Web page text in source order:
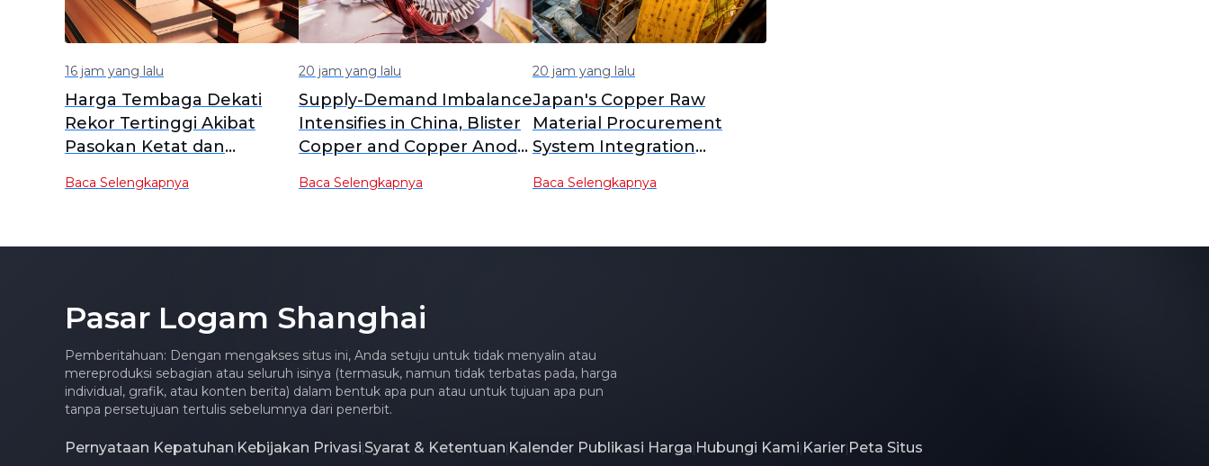
16 jam yang lalu
Harga Tembaga Dekati
Rekor Tertinggi Akibat
Pasokan Ketat dan
Baca Selengkapnya
20 jam yang lalu
Supply-Demand Imbalance
Intensifies in China, Blister
Copper and Copper Anode
Lows [SMM Analysis]
Baca Selengkapnya
20 jam yang lalu
Japan's Copper Raw
Material Procurement
System Integration
Company Plan Postponed
Baca Selengkapnya
Pasar Logam Shanghai
Pemberitahuan: Dengan mengakses situs ini, Anda setuju untuk tidak menyalin atau
mereproduksi sebagian atau seluruh isinya (termasuk, namun tidak terbatas pada, harga
individual, grafik, atau konten berita) dalam bentuk apa pun atau untuk tujuan apa pun
tanpa persetujuan tertulis sebelumnya dari penerbit.
Pernyataan Kepatuhan|Kebijakan Privasi|Syarat & Ketentuan|Kalender Publikasi Harga|Hubungi Kami|Karier|Peta Situs